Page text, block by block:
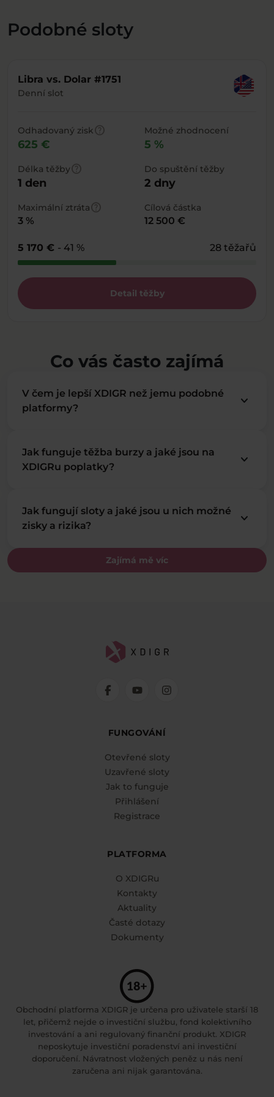
Podobné sloty
Libra vs. Dolar #1751
Denní slot
Odhadovaný ziskhelp
625 €
Možné zhodnocení
5 %
Délka těžbyhelp
1 den
Do spuštění těžby
2 dny
Maximální ztrátahelp
3 %
Cílová částka
12 500 €
5 170 € - 41 % 28 těžařů
Detail těžby
Co vás často zajímá
Zajímá mě víc
V čem je lepší XDIGR než jemu podobné
platformy?
keyboard_arrow_down
Jak funguje těžba burzy a jaké jsou na
XDIGRu poplatky?
keyboard_arrow_down
Jak fungují sloty a jaké jsou u nich možné
zisky a rizika?
keyboard_arrow_down
FUNGOVÁNÍ
Otevřené sloty
Uzavřené sloty
Jak to funguje
Přihlášení
Registrace
PLATFORMA
O XDIGRu
Kontakty
Aktuality
Časté dotazy
Dokumenty
Obchodní platforma XDIGR je určena pro uživatele starší 18
let, přičemž nejde o investiční službu, fond kolektivního
investování a ani regulovaný finanční produkt. XDIGR
neposkytuje investiční poradenství ani investiční
doporučení. Návratnost vložených peněz u nás není
zaručena ani nijak garantována.